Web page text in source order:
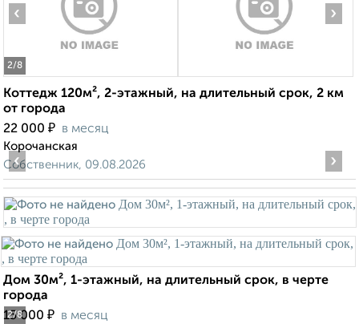
2/8
‹ ›
Коттедж 120м², 2-этажный, на длительный срок, 2 км
от города
22 000 ₽ в месяц
Корочанская
Собственник, 09.08.2026
2/8
‹ ›
Дом 30м², 1-этажный, на длительный срок, в черте
города
15 000 ₽ в месяц